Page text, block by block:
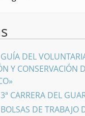
GUÍA DEL
Y CONSERVACIÓN
3ª CARRERA DEL
BOLSAS DE TRABAJO